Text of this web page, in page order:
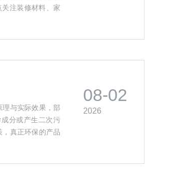
注装修材料、家
08-02
2026
与实际效果，部
成分或产生二次污
真正环保的产品